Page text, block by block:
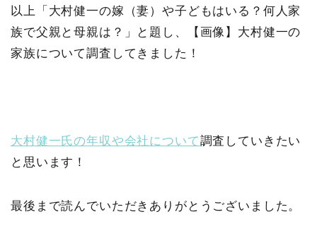
以上「大村健一の嫁（妻）や子どもはいる？何人家
族で父親と母親は？」と題し、【画像】大村健一の
家族について調査してきました！
大村健一氏の年収や会社について調査していきたい
と思います！
最後まで読んでいただきありがとうございました。